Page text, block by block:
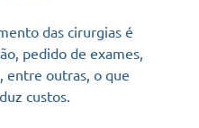
das cirurgias é
pedido de exames,
entre outras, o que
custos.